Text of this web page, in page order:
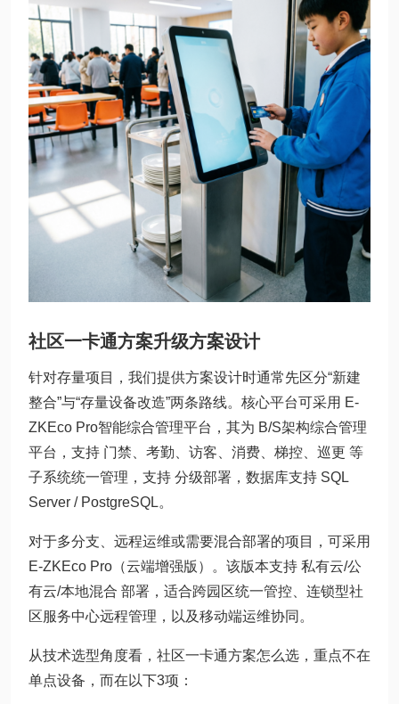
社区一卡通方案升级方案设计
针对存量项目，我们提供方案设计时通常先区分“新建
整合”与“存量设备改造”两条路线。核心平台可采用 E-
ZKEco Pro智能综合管理平台，其为 B/S架构综合管理
平台，支持 门禁、考勤、访客、消费、梯控、巡更 等
子系统统一管理，支持 分级部署，数据库支持 SQL
Server / PostgreSQL。
对于多分支、远程运维或需要混合部署的项目，可采用
E-ZKEco Pro（云端增强版）。该版本支持 私有云/公
有云/本地混合 部署，适合跨园区统一管控、连锁型社
区服务中心远程管理，以及移动端运维协同。
从技术选型角度看，社区一卡通方案怎么选，重点不在
单点设备，而在以下3项：